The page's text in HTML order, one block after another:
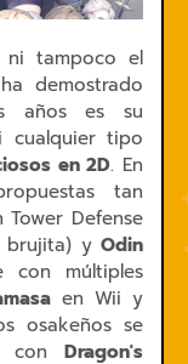
ni tampoco el
demostrado
años es su
cualquier tipo
en 2D. En
tan
Tower Defense
brujita) y Odin
con múltiples
en Wii y
osakeños se
con Dragon's